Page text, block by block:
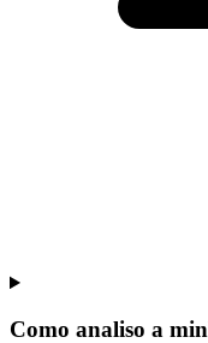
Como analiso a